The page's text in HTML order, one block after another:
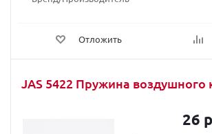
Отложить
JAS 5422 Пружина воздушного
26